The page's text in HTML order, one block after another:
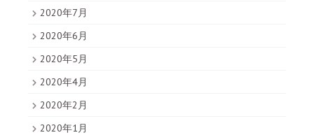
2020年7月
2020年6月
2020年5月
2020年4月
2020年2月
2020年1月